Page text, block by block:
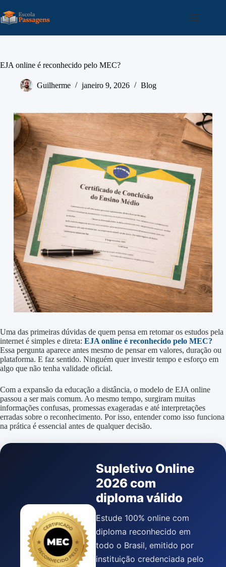
EJA online é reconhecido pelo MEC?
Guilherme janeiro 9, 2026 Blog
Uma das primeiras dúvidas de quem pensa em retomar os estudos pela
internet é simples e direta: EJA online é reconhecido pelo MEC?
Essa pergunta aparece antes mesmo de pensar em valores, duração ou
plataforma. E faz sentido. Ninguém quer investir tempo e esforço em
algo que não tenha validade oficial.
Com a expansão da educação a distância, o modelo de EJA online
passou a ser mais comum. Ao mesmo tempo, surgiram muitas
informações confusas, promessas exageradas e até interpretações
erradas sobre o reconhecimento. Por isso, entender como isso funciona
na prática é essencial antes de qualquer decisão.
Supletivo Online
2026 com
diploma válido
Estude 100% online com
diploma reconhecido em
todo o Brasil, emitido por
instituição credenciada pelo